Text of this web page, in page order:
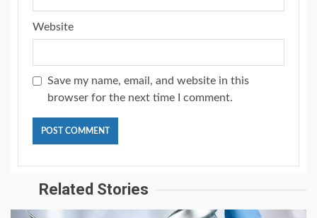
Website
Save my name, email, and website in this
browser for the next time I comment.
Related Stories